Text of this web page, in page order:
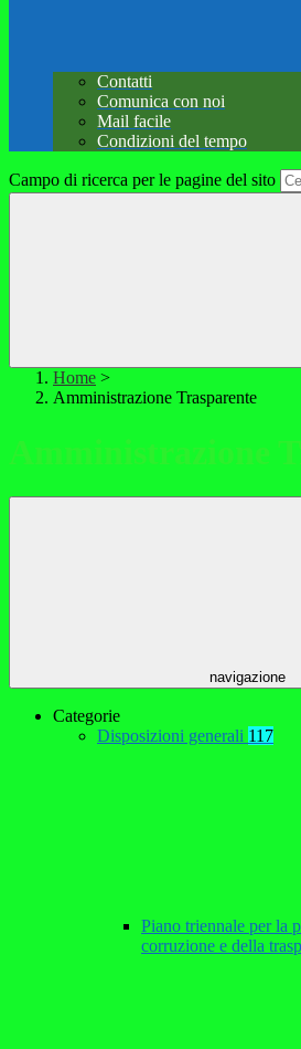
Contatti
Comunica con noi
Mail facile
Condizioni del tempo
Campo di ricerca per le pagine del sito
Home >
Amministrazione Trasparente
Amministrazione
navigazione
Categorie
Disposizioni generali 117
Piano triennale per la
corruzione e della